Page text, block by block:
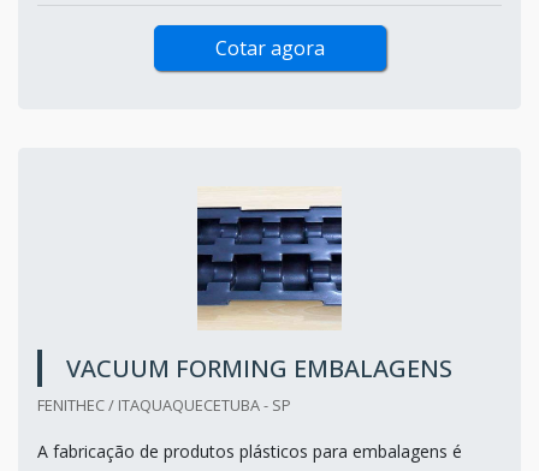
Cotar agora
VACUUM FORMING EMBALAGENS
FENITHEC / ITAQUAQUECETUBA - SP
A fabricação de produtos plásticos para embalagens é